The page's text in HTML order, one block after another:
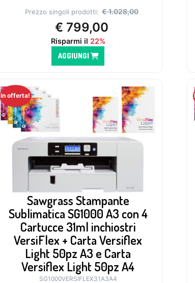
Prezzo singoli prodotti: €1.028,00
€ 799,00
Risparmi il 22%
AGGIUNGI
In offerta!
Sawgrass Stampante
Sublimatica SG1000 A3 con 4
Cartucce 31ml inchiostri
VersiFlex + Carta Versiflex
Light 50pz A3 e Carta
Versiflex Light 50pz A4
SG1000VERSIFLEX31A3A4